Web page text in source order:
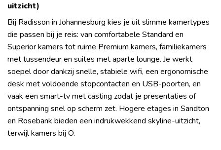
uitzicht)
Bij Radisson in Johannesburg kies je uit slimme kamertypes
die passen bij je reis: van comfortabele Standard en
Superior kamers tot ruime Premium kamers, familiekamers
met tussendeur en suites met aparte lounge. Je werkt
soepel door dankzij snelle, stabiele wifi, een ergonomische
desk met voldoende stopcontacten en USB-poorten, en
vaak een smart-tv met casting zodat je presentaties of
ontspanning snel op scherm zet. Hogere etages in Sandton
en Rosebank bieden een indrukwekkend skyline-uitzicht,
terwijl kamers bij O.